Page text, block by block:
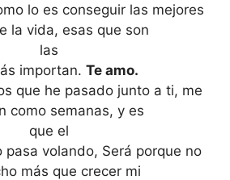
lo es conseguir las mejores
la vida, esas que son
las
importan. Te amo.
que he pasado junto a ti, me
como semanas, y es
que el
volando, Será porque no
más que crecer mi